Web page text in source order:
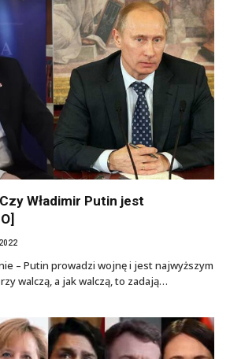
Władimir Putin jest
– Putin prowadzi wojnę i jest najwyższym
walczą, a jak walczą, to zadają…